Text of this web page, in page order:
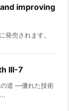
improving
発売されます。
III-7
の道 ―優れた技術